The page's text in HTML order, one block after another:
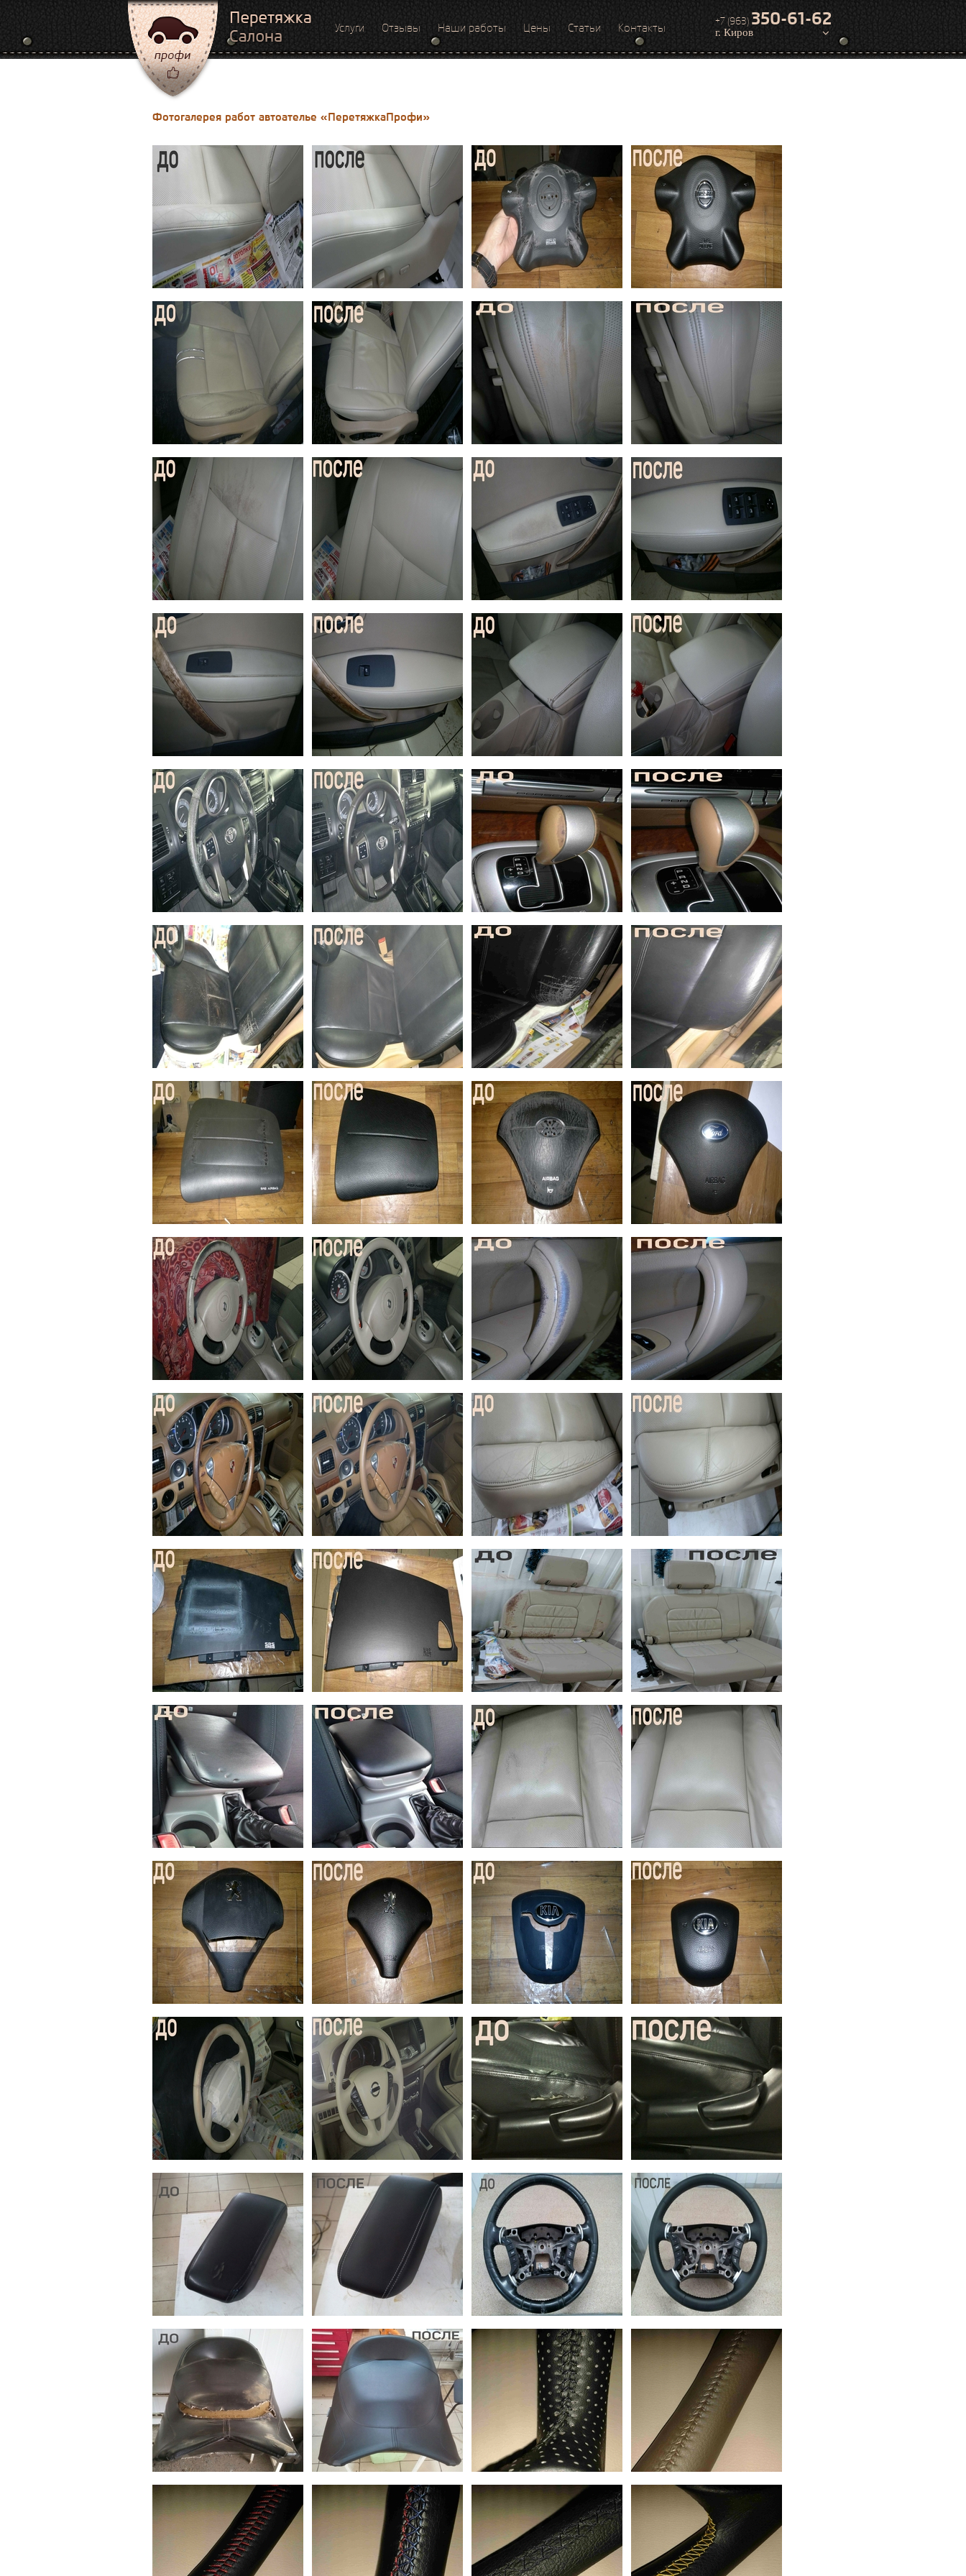
Услуги Отзывы Наши работы Цены Статьи Контакты
+7 (963) 350-61-62
г. Киров
Фотогалерея работ автоателье «ПеретяжкаПрофи»